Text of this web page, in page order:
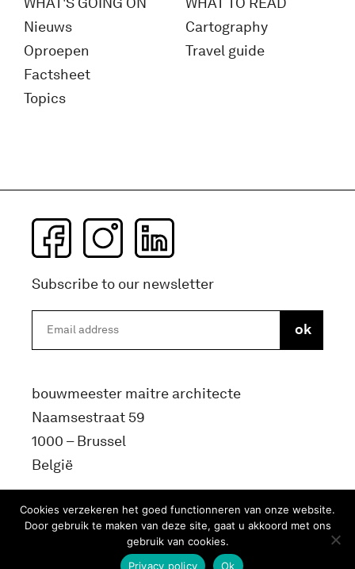
Nieuws
Oproepen
Factsheet
Topics
Cartography
Travel guide
Subscribe to our newsletter
bouwmeester maitre architecte
Naamsestraat 59
1000 – Brussel
België
info@bma.brussels
Cookies verzekeren het goed functionneren van onze website.
Door gebruik te maken van deze site, gaat u akkoord met ons
gebruik van cookies.
Ok
Privacy policy